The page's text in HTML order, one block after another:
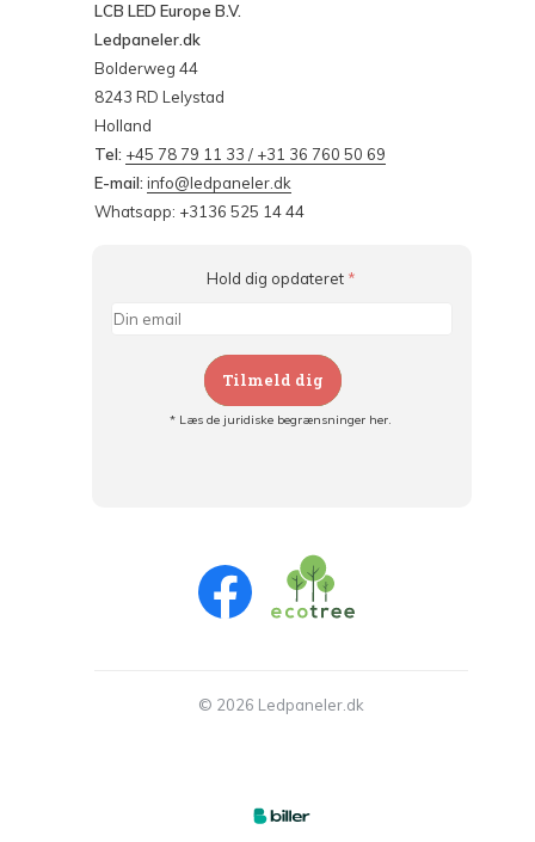
LCB LED Europe B.V.
Ledpaneler.dk
Bolderweg 44
8243 RD Lelystad
Holland
Tel: +45 78 79 11 33 / +31 36 760 50 69
E-mail: info@ledpaneler.dk
Whatsapp: +3136 525 14 44
Hold dig opdateret *
Tilmeld dig
* Læs de juridiske begrænsninger her.
© 2026 Ledpaneler.dk